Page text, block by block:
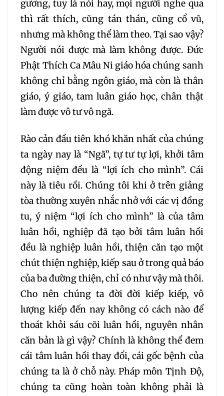
gương, tuy là nói hay, mọi người nghe qua
thì rất thích, cũng tán thán, cũng cổ vũ,
nhưng mà không thể làm theo. Tại sao vậy?
Người nói được mà làm không được. Đức
Phật Thích Ca Mâu Ni giáo hóa chúng sanh
không chỉ bằng ngôn giáo, mà còn là thân
giáo, ý giáo, tam luân giáo học, chân thật
làm được vô tư vô ngã.
Rào cản đầu tiên khó khăn nhất của chúng
ta ngày nay là “Ngã”, tự tư tự lợi, khởi tâm
động niệm đều là “lợi ích cho mình”. Cái
này là tiêu rồi. Chúng tôi khi ở trên giảng
tòa thường xuyên nhắc nhở với các vị đồng
tu, ý niệm “lợi ích cho mình” là của tâm
luân hồi, nghiệp đã tạo bởi tâm luân hồi
đều là nghiệp luân hồi, thiện căn tạo một
chút thiện nghiệp, kiếp sau ở trong quả báo
của ba đường thiện, chỉ có như vậy mà thôi.
Cho nên chúng ta đời đời kiếp kiếp, vô
lượng kiếp đến nay không có cách nào để
thoát khỏi sáu cõi luân hồi, nguyên nhân
căn bản là gì vậy? Chính là không thể đem
cái tâm luân hồi thay đổi, cái gốc bệnh của
chúng ta là ở chỗ này. Pháp môn Tịnh Độ,
chúng ta cũng hoàn toàn không phải là